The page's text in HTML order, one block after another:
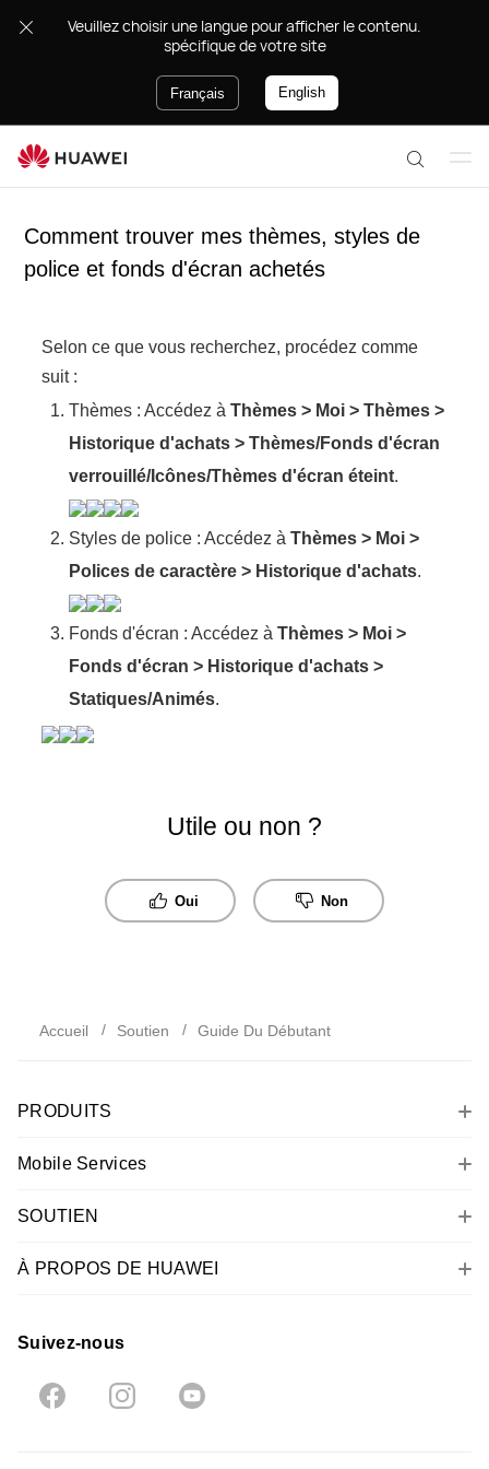
.Veuillez choisir une langue pour afficher le contenu
spécifique de votre site
Français English
c
c
Ou
Comment trouver mes thèmes, styles de
police et fonds d'écran achetés
Selon ce que vous recherchez, procédez comme
suit :
Thèmes : Accédez àThèmes > Moi >Thèmes >
Historique d'achats >Thèmes/Fonds d'écran
verrouillé/Icônes/Thèmes d'écran éteint.
Styles de police : Accédez àThèmes > Moi >
Polices de caractère > Historique d'achats.
Fonds d'écran : Accédez àThèmes > Moi >
Fonds d'écran > Historique d'achats >
Statiques/Animés.
Utile ou non ?
Oui Non
Accueil Soutien Guide Du Débutant
PRODUITS
Mobile Services
SOUTIEN
À PROPOS DE HUAWEI
Suivez-nous